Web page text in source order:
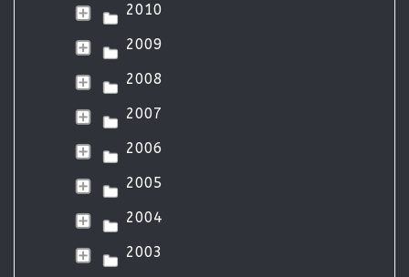
2010
2009
2008
2007
2006
2005
2004
2003